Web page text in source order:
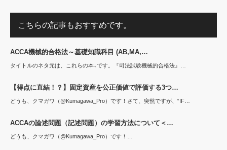
こちらの記事もおすすめです。
ACCA機械的合格法～基礎知識科目 (AB,MA,…
タイトルのネタ元は、これらの本↓です。『司法試験機械的合格法』…
【得点に直結！？】固定資産を公正価値で評価する3つ…
どうも、クマガワ（@Kumagawa_Pro）です！さて、突然ですが、“IF…
ACCAの論述問題（記述問題）の学習方法について＜…
どうも、クマガワ（@Kumagawa_Pro）です！…